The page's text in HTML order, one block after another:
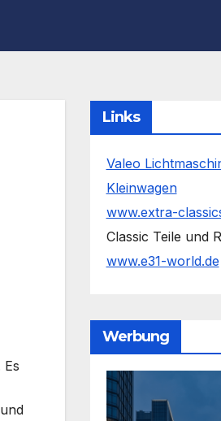
Links
Valeo
Kleinwagen
www.extra-
Classic Teile und
www.e31-world.de
Werbung